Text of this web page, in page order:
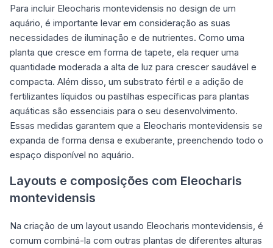
Para incluir Eleocharis montevidensis no design de um
aquário, é importante levar em consideração as suas
necessidades de iluminação e de nutrientes. Como uma
planta que cresce em forma de tapete, ela requer uma
quantidade moderada a alta de luz para crescer saudável e
compacta. Além disso, um substrato fértil e a adição de
fertilizantes líquidos ou pastilhas específicas para plantas
aquáticas são essenciais para o seu desenvolvimento.
Essas medidas garantem que a Eleocharis montevidensis se
expanda de forma densa e exuberante, preenchendo todo o
espaço disponível no aquário.
Layouts e composições com Eleocharis
montevidensis
Na criação de um layout usando Eleocharis montevidensis, é
comum combiná-la com outras plantas de diferentes alturas